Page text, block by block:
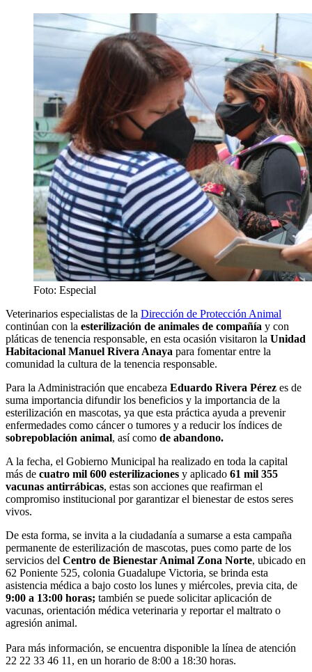
Foto: Especial
Veterinarios especialistas de la Dirección de Protección Animal
continúan con la esterilización de animales de compañía y con
pláticas de tenencia responsable, en esta ocasión visitaron la Unidad
Habitacional Manuel Rivera Anaya para fomentar entre la
comunidad la cultura de la tenencia responsable.
Para la Administración que encabeza Eduardo Rivera Pérez es de
suma importancia difundir los beneficios y la importancia de la
esterilización en mascotas, ya que esta práctica ayuda a prevenir
enfermedades como cáncer o tumores y a reducir los índices de
sobrepoblación animal, así como de abandono.
A la fecha, el Gobierno Municipal ha realizado en toda la capital
más de cuatro mil 600 esterilizaciones y aplicado 61 mil 355
vacunas antirrábicas, estas son acciones que reafirman el
compromiso institucional por garantizar el bienestar de estos seres
vivos.
De esta forma, se invita a la ciudadanía a sumarse a esta campaña
permanente de esterilización de mascotas, pues como parte de los
servicios del Centro de Bienestar Animal Zona Norte, ubicado en
62 Poniente 525, colonia Guadalupe Victoria, se brinda esta
asistencia médica a bajo costo los lunes y miércoles, previa cita, de
9:00 a 13:00 horas; también se puede solicitar aplicación de
vacunas, orientación médica veterinaria y reportar el maltrato o
agresión animal.
Para más información, se encuentra disponible la línea de atención
22 22 33 46 11, en un horario de 8:00 a 18:30 horas.